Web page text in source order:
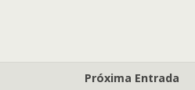
Próxima Entrada